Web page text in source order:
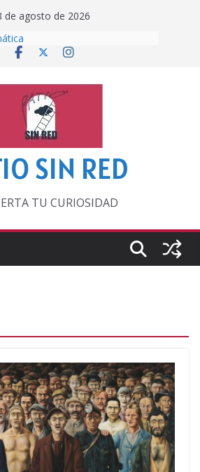
de agosto de 2026
hasta entonces…
broma infinita’ de recomendar
veraniegas
del Mundial
SIN RED
TU CURIOSIDAD